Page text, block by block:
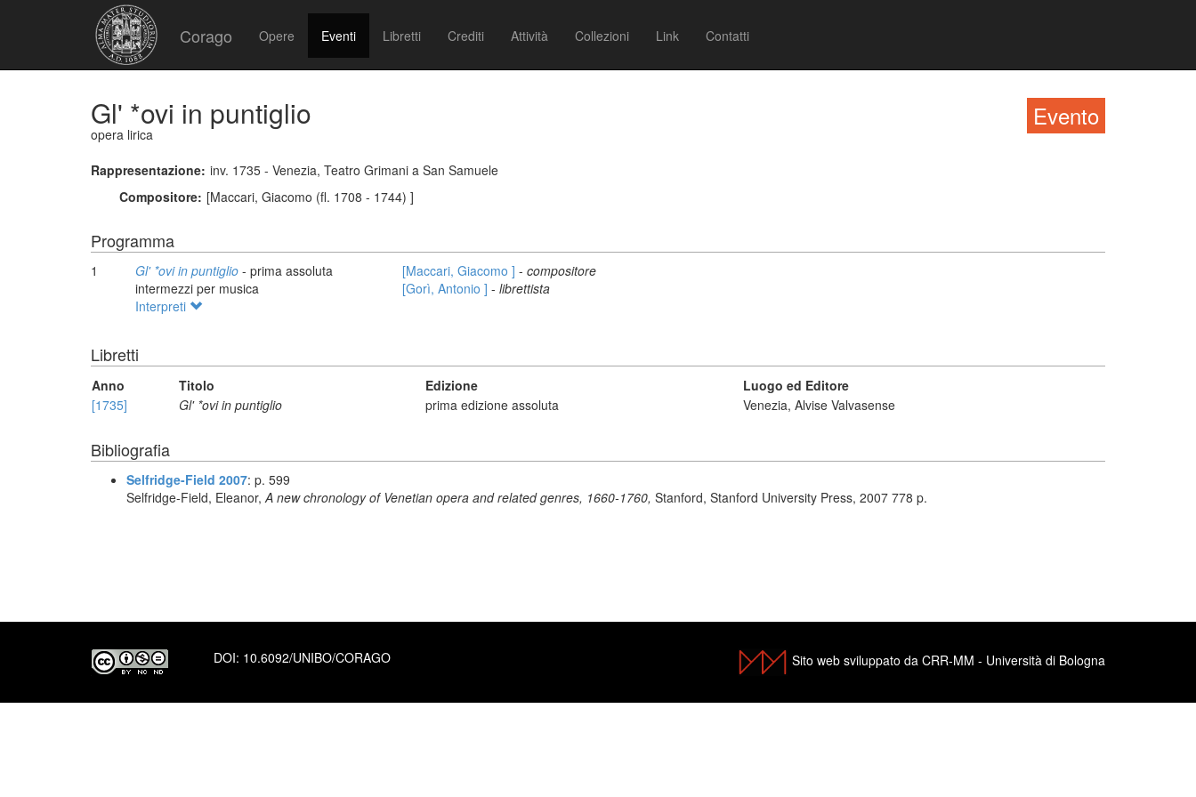
Corago Opere Eventi Libretti Crediti Attività Collezioni Link Contatti
Evento
Gl' *ovi in puntiglio
opera lirica
Rappresentazione: inv. 1735 - Venezia, Teatro Grimani a San Samuele
Compositore: [Maccari, Giacomo (fl. 1708 - 1744) ]
Programma
1 Gl' *ovi in puntiglio - prima assoluta
intermezzi per musica
[Maccari, Giacomo ] - compositore
[Gorì, Antonio ] - librettista
Interpreti
Libretti
Anno Titolo Edizione
Luogo ed Editore
[1735]
Gl' *ovi in puntiglio prima edizione assoluta Venezia, Alvise Valvasense
Bibliografia
Selfridge-Field 2007: p. 599
Selfridge-Field, Eleanor,A new chronology of Venetian opera and related genres, 1660-1760, Stanford, Stanford University Press, 2007 778 p.
DOI: 10.6092/UNIBO/CORAGO Sito web sviluppato da CRR-MM - Università di Bologna